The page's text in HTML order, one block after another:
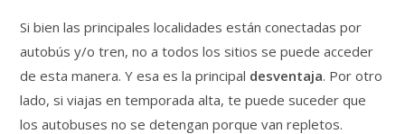
Si bien las principales localidades están conectadas por
autobús y/o tren, no a todos los sitios se puede acceder
de esta manera. Y esa es la principal desventaja. Por otro
lado, si viajas en temporada alta, te puede suceder que
los autobuses no se detengan porque van repletos.